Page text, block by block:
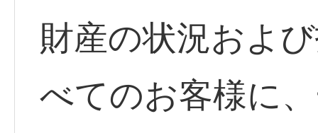
財産の状況およ
べてのお客様に